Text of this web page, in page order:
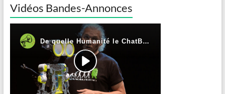
Vidéos Bandes-Annonces